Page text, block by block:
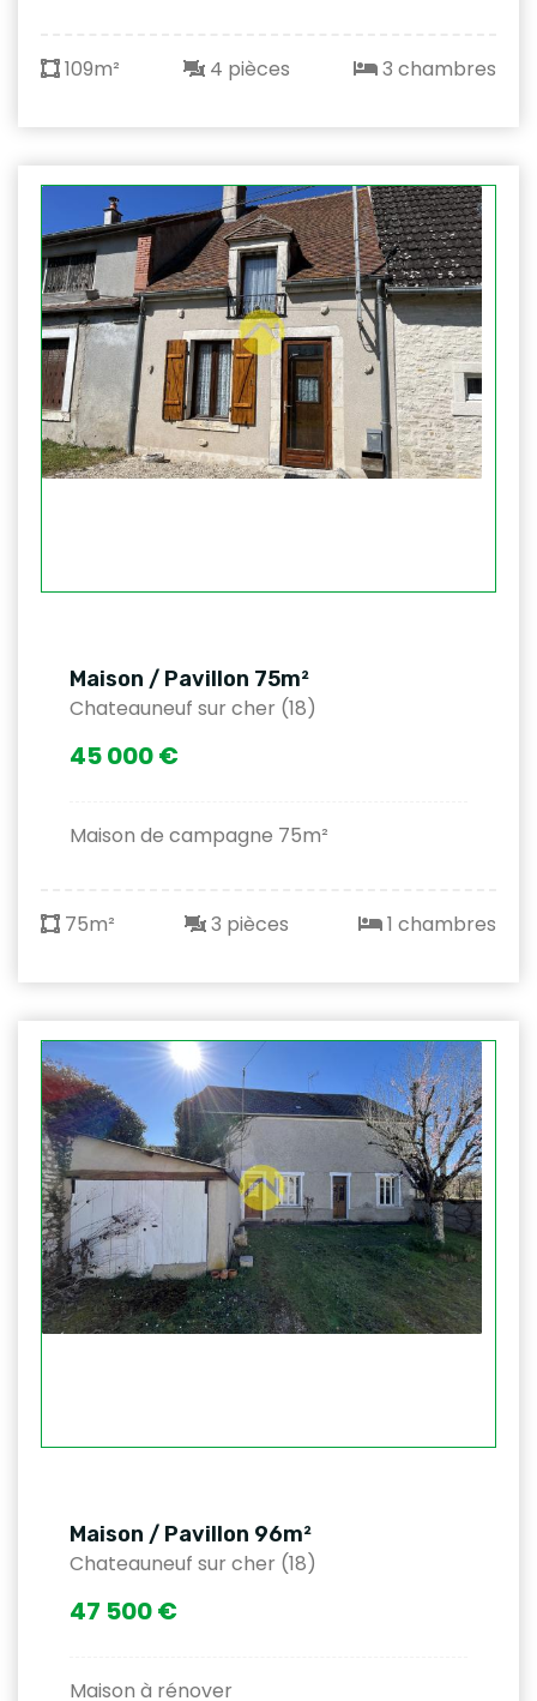
109m² 4 pièces 3 chambres
Maison / Pavillon 75m²
Chateauneuf sur cher (18)
45 000 €
Maison de campagne 75m²
75m² 3 pièces 1 chambres
Maison / Pavillon 96m²
Chateauneuf sur cher (18)
47 500 €
Maison à rénover